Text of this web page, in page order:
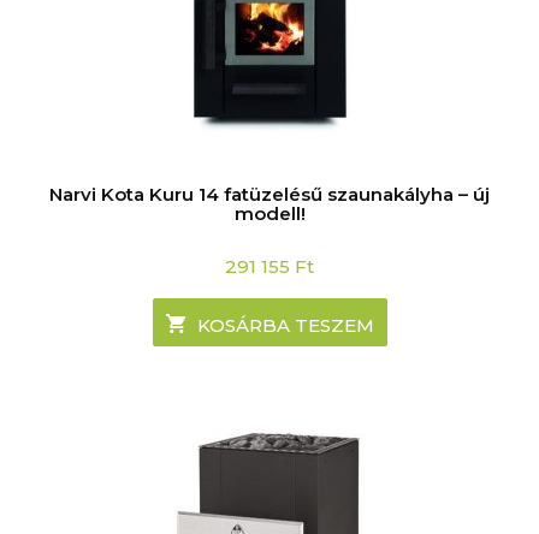
Narvi Kota Kuru 14 fatüzelésű szaunakályha – új
modell!
291 155 Ft
KOSÁRBA TESZEM